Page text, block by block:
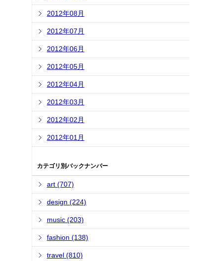
2012年08月
2012年07月
2012年06月
2012年05月
2012年04月
2012年03月
2012年02月
2012年01月
カテゴリ別バックナンバー
art (707)
design (224)
music (203)
fashion (138)
travel (810)